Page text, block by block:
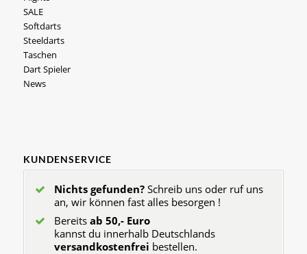
SALE
Softdarts
Steeldarts
Taschen
Dart Spieler
News
KUNDENSERVICE
Nichts gefunden?Schreib uns oder ruf uns
an, wir können fast alles besorgen !
Bereits ab 50,- Euro
kannst du innerhalb Deutschlands
versandkostenfrei bestellen.